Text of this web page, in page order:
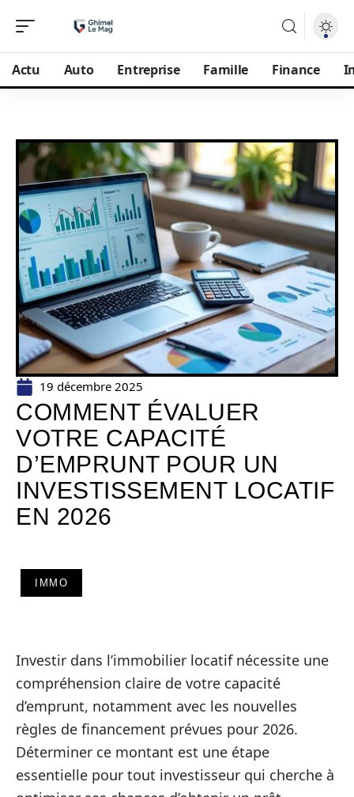
Actu Auto Entreprise Famille Finance
19 décembre 2025
COMMENT ÉVALUER
VOTRE CAPACITÉ
D’EMPRUNT POUR UN
INVESTISSEMENT LOCATIF
EN 2026
IMMO
Investir dans l’immobilier locatif nécessite une
compréhension claire de votre capacité
d’emprunt, notamment avec les nouvelles
règles de financement prévues pour 2026.
Déterminer ce montant est une étape
essentielle pour tout investisseur qui cherche à